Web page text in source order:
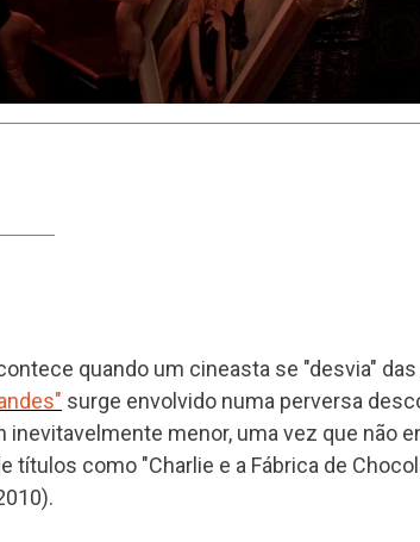
quando um cineasta se "desvia"
surge envolvido numa perversa
inevitavelmente menor, uma vez que não
títulos como "Charlie e a Fábrica de